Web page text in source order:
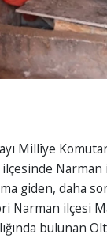
Millîye
Narman
giden, daha
Narman ilçesi
bulunan